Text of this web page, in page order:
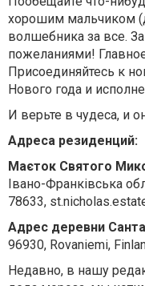
хорошим мальчиком
волшебника за все.
пожеланиями!
Присоединяйтесь к
Нового года и
И верьте в чудеса, и
Адреса резиденций:
Маєток Святого
Івано-Франківська
78633,
Адрес деревни
96930, Rovaniemi,
Недавно, в нашу